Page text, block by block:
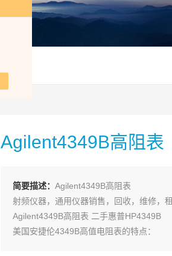
Agilent4349B高阻表
简要描述： Agilent4349B高阻表
射频仪器，通用仪器销售，回收，维修，
Agilent4349B高阻表 二手惠普HP4349B
美国安捷伦4349B高值电阻表的特点：